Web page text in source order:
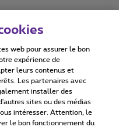
statement
web pour assurer le bon
expérience de
leurs contenus et
Les partenaires avec
installer des
sites ou des médias
intéresser. Attention, le
le bon fonctionnement du